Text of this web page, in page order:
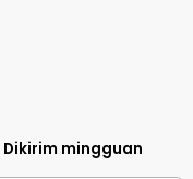
Dikirim mingguan